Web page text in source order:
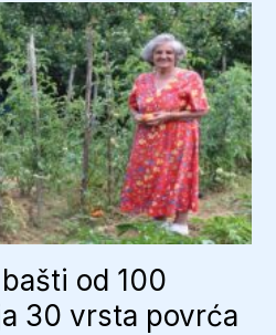
od 100
30 vrsta povrća